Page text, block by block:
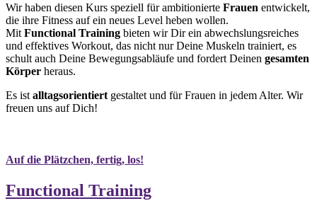
Wir haben diesen Kurs speziell für ambitionierte Frauen entwickelt,
die ihre Fitness auf ein neues Level heben wollen.
Mit Functional Training bieten wir Dir ein abwechslungsreiches
und effektives Workout, das nicht nur Deine Muskeln trainiert, es
schult auch Deine Bewegungsabläufe und fordert Deinen gesamten
Körper heraus.
Es ist alltagsorientiert gestaltet und für Frauen in jedem Alter. Wir
freuen uns auf Dich!
Auf die Plätzchen, fertig, los!
Functional Training